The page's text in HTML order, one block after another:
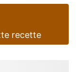
recette